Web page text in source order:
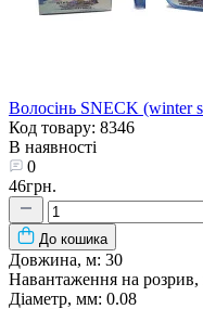
Волосінь SNECK (winter
Код товару: 8346
В наявності
0
46грн.
До кошика
Довжина, м: 30
Навантаження на розрив,
Діаметр, мм: 0.08